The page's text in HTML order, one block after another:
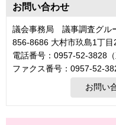
お問い合わせ
議会事務局 議事調査グル
856-8686 大村市玖島1丁
電話番号：0957-52-3828（
ファクス番号：0957-52-